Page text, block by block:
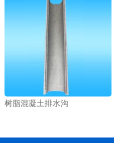
树脂混凝土排水沟